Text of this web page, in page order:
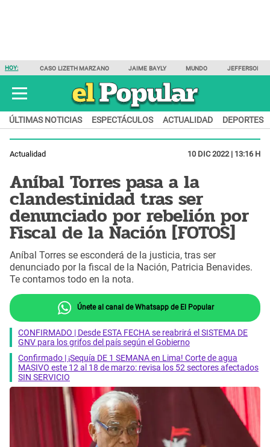
HOY: CASO LIZETH MARZANO JAIME BAYLY MUNDO JEFFERSON
ÚLTIMAS NOTICIAS ESPECTÁCULOS ACTUALIDAD DEPORTES
Actualidad 10 DIC 2022 | 13:16 H
Aníbal Torres pasa a la
clandestinidad tras ser
denunciado por rebelión por
Fiscal de la Nación [FOTOS]
Aníbal Torres se esconderá de la justicia, tras ser
denunciado por la fiscal de la Nación, Patricia Benavides.
Te contamos todo en la nota.
Únete al canal de Whatsapp de El Popular
CONFIRMADO | Desde ESTA FECHA se reabrirá el SISTEMA DE
GNV para los grifos del país según el Gobierno
Confirmado | ¡Sequía DE 1 SEMANA en Lima! Corte de agua
MASIVO este 12 al 18 de marzo: revisa los 52 sectores afectados
SIN SERVICIO